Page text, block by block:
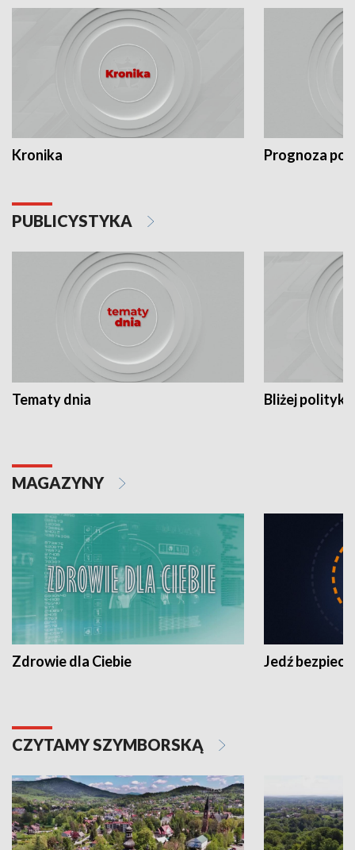
Kronika Prognoza
PUBLICYSTYKA
Tematy dnia Bliżej polityki
MAGAZYNY
Zdrowie dla Ciebie Jedź
CZYTAMY SZYMBORSKĄ